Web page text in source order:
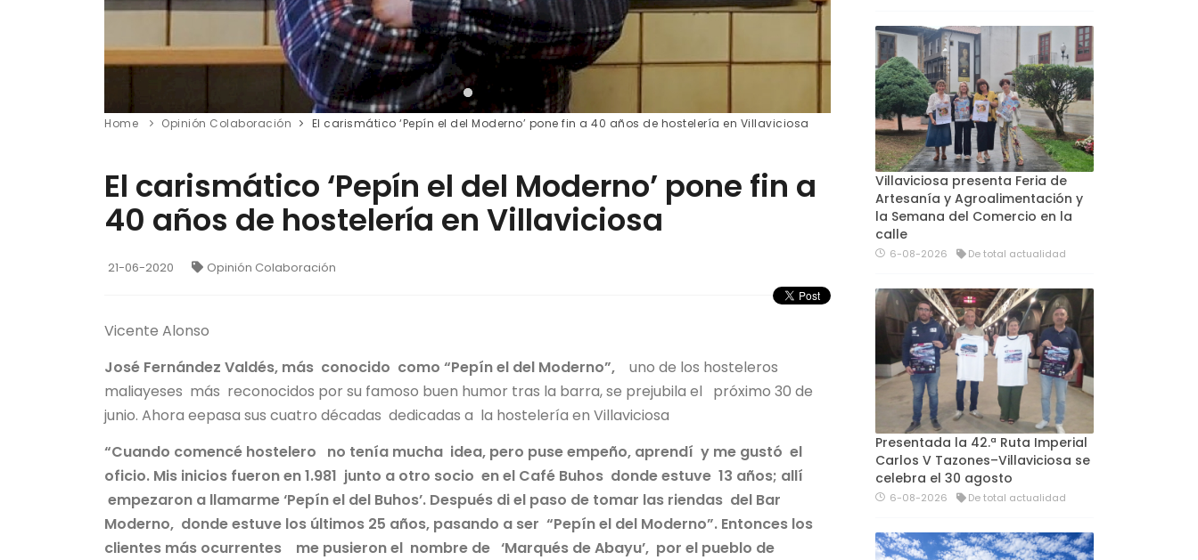
Home Opinión Colaboración El carismático ‘Pepín el del Moderno’ pone fin a 40 años de hostelería en Villaviciosa
El carismático ‘Pepín el del Moderno’ pone fin a
40 años de hostelería en Villaviciosa
21-06-2020 Opinión Colaboración
Vicente Alonso
José Fernández Valdés, más conocido como “Pepín el del Moderno”, uno de los hosteleros
maliayeses más reconocidos por su famoso buen humor tras la barra, se prejubila el próximo 30 de
junio. Ahora eepasa sus cuatro décadas dedicadas a la hostelería en Villaviciosa
“Cuando comencé hostelero no tenía mucha idea, pero puse empeño, aprendí y me gustó el
oficio. Mis inicios fueron en 1.981 junto a otro socio en el Café Buhos donde estuve 13 años; allí
empezaron a llamarme ‘Pepín el del Buhos’. Después di el paso de tomar las riendas del Bar
Moderno, donde estuve los últimos 25 años, pasando a ser “Pepín el del Moderno”. Entonces los
clientes más ocurrentes me pusieron el nombre de ‘Marqués de Abayu’, por el pueblo de
Villaviciosa presenta Feria de
Artesanía y Agroalimentación y
la Semana del Comercio en la
calle
6-08-2026 De total actualidad
Presentada la 42.ª Ruta Imperial
Carlos V Tazones–Villaviciosa se
celebra el 30 agosto
6-08-2026 De total actualidad